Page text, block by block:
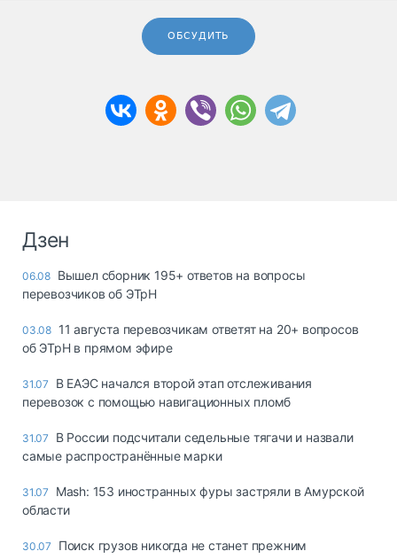
ОБСУДИТЬ
Дзен
06.08 Вышел сборник 195+ ответов на вопросы
перевозчиков об ЭТрН
03.08 11 августа перевозчикам ответят на 20+ вопросов
об ЭТрН в прямом эфире
31.07
В ЕАЭС начался второй этап отслеживания
перевозок с помощью навигационных пломб
31.07
В России подсчитали седельные тягачи и назвали
самые распространённые марки
31.07
Mash: 153 иностранных фуры застряли в Амурской
области
30.07 Поиск грузов никогда не станет прежним